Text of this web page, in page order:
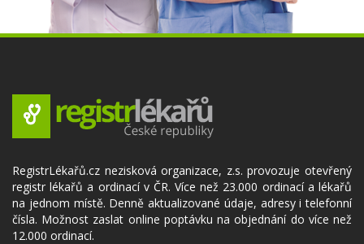
RegistrLékařů.cz nezisková organizace, z.s. provozuje otevřený
registr lékařů a ordinací v ČR. Více než 23.000 ordinací a lékařů
na jednom místě. Denně aktualizované údaje, adresy i telefonní
čísla. Možnost zaslat online poptávku na objednání do více než
12.000 ordinací.